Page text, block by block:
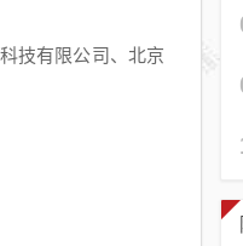
技有限公司、北京